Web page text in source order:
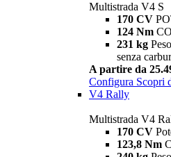
Multistrada V4 S
170 CV
124 Nm
231 kg
senza
A partire da
Configura Scopri
V4 Rally
Multistrada V4
170 CV
123,8 Nm